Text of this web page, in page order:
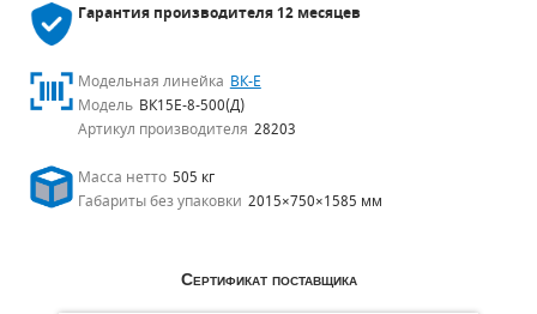
Гарантия производителя12 месяцев
Модельная линейка ВК-Е
Модель ВК15Е-8-500(Д)
Артикул производителя 28203
Масса нетто 505 кг
Габариты без упаковки 2015×750×1585 мм
Сертификат поставщика